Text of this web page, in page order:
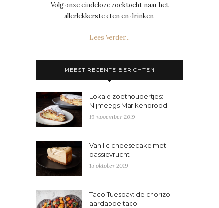
Volg onze eindeloze zoektocht naar het
allerlekkerste eten en drinken.
Lees Verder...
MEEST RECENTE BERICHTEN
Lokale zoethoudertjes:
Nijmeegs Marikenbrood
19 november 2019
Vanille cheesecake met
passievrucht
15 oktober 2019
Taco Tuesday: de chorizo-
aardappeltaco